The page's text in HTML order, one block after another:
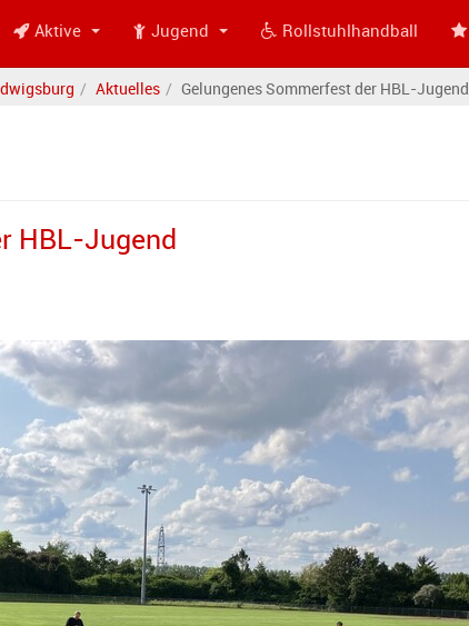
Aktive Jugend Rollstuhlhandball
Aktuelles Gelungenes Sommerfest der HBL-Jugend
HBL-Jugend